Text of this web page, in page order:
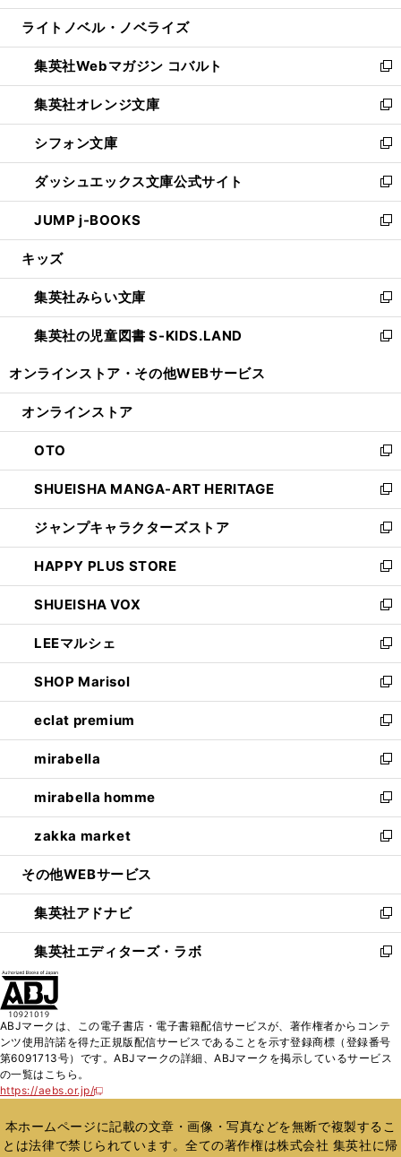
開
ウ
開
く
ン
ウ
で
開
く
ウ
ン
ド
ウ
で
開
く
し
ウ
ィ
ン
ド
ウ
で
開
く
ライトノベル・ノベライズ
集英社Webマガジン コバルト
新
し
い
ウ
ィ
ン
ド
ウ
で
開
集英社オレンジ文庫
新
し
い
ウ
ィ
ン
ド
ウ
開
く
シフォン文庫
新
し
い
ウ
ィ
ン
ウ
で
開
く
ダッシュエックス文庫公式サイト
新
し
い
ウ
ン
ド
ウ
で
JUMP j-BOOKS
新
し
ウ
ィ
ン
ド
開
キッズ
集英社みらい文庫
新
し
い
ン
ウ
で
開
く
集英社の児童図書 S-KIDS.LAND
新
ウ
ン
ド
ウ
で
開
く
オンラインストア・ その他WEBサービス
オンラインストア
OTO
新
し
い
ウ
ィ
ン
ド
ウ
で
開
く
SHUEISHA MANGA-ART HERITAGE
新
し
い
ウ
ィ
ン
ド
ウ
で
開
く
ジャンプキャラクターズストア
新
し
い
ウ
ィ
ン
ド
ウ
で
開
く
HAPPY PLUS STORE
新
し
い
ウ
ィ
ン
ド
ウ
で
開
く
SHUEISHA VOX
新
し
い
ウ
ィ
ン
ド
ウ
で
開
く
LEEマルシェ
新
し
い
ウ
ィ
ン
ド
ウ
で
開
く
SHOP Marisol
新
し
い
ウ
ィ
ン
ド
ウ
で
開
eclat premium
新
し
い
ウ
ィ
ン
ド
ウ
開
く
mirabella
新
し
い
ウ
ィ
ン
ウ
で
開
く
mirabella homme
新
し
い
ウ
ン
ド
ウ
で
zakka market
新
し
ウ
ィ
ン
ド
く
その他WEBサービス
集英社アドナビ
新
し
い
ド
ウ
で
集英社エディターズ・ラボ
新
ィ
ン
ド
開
く
ABJマークは、この電子書店・電子書籍配信サービスが、著作権者からコンテ
ンツ使用許諾を得た正規版配信サービスであることを示す登録商標（登録番号
第6091713号）です。ABJマークの詳細、ABJマークを掲示しているサービス
の一覧はこちら。
https://aebs.or.jp/
新
い
ウ
ィ
本ホームページに記載の文章・画像・写真などを無断で複製するこ
とは法律で禁じられています。全ての著作権は株式会社 集英社に帰